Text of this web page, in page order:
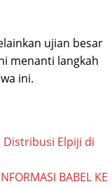
ujian besar
menanti langkah
ini.
Distribusi Elpiji di
BABEL KE